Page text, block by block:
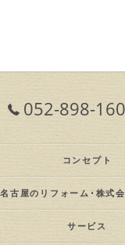
052-898-
コンセプト
サービス